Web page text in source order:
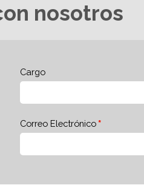
nosotros
Cargo
Correo Electrónico